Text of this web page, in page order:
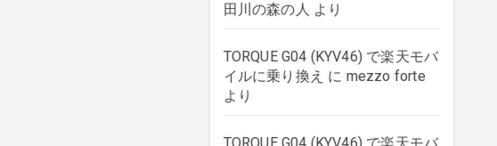
田川の森の人 より
TORQUE G04 (KYV46) で楽天モバ
イルに乗り換え に mezzo forte
より